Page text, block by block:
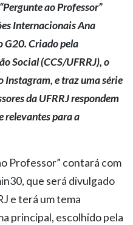
ao Professor”
Internacionais Ana
G20. Criado pela
Social (CCS/UFRRJ), o
e traz uma série
da UFRRJ respondem
relevantes para a
Professor” contará com
que será divulgado
e terá um tema
principal, escolhido pela